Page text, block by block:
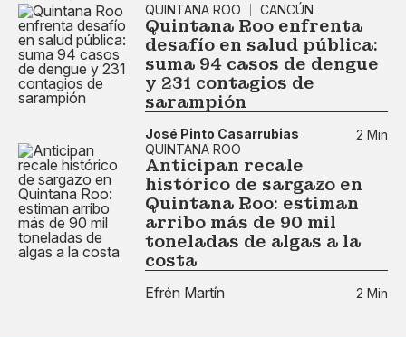
QUINTANA ROO
CANCÚN
Quintana Roo enfrenta
desafío en salud pública:
suma 94 casos de dengue
y 231 contagios de
sarampión
José Pinto Casarrubias
2 Min
QUINTANA ROO
Anticipan recale
histórico de sargazo en
Quintana Roo: estiman
arribo más de 90 mil
toneladas de algas a la
costa
Efrén Martín 2 Min